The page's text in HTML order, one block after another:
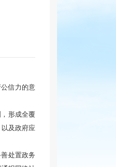
信力的意
形成全覆
及政府应
处置政务